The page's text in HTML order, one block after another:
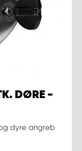
DØRE -
dyre angreb